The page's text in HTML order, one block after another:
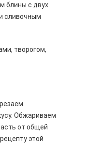
блины с двух
сливочным
творогом,
Обжариваем
от общей
этой